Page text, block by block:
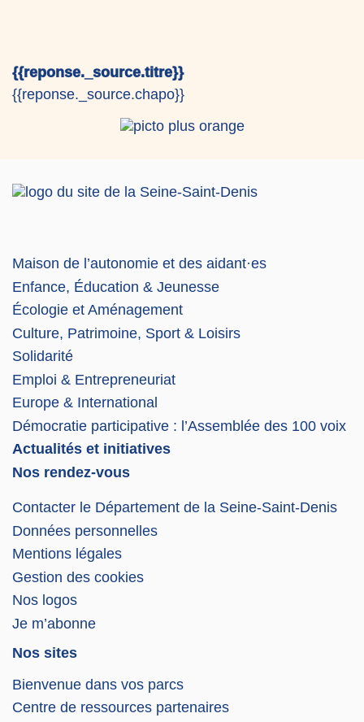
{{reponse._source.titre}}
{{reponse._source.chapo}}
Maison de l’autonomie et des aidant·es
Enfance, Éducation & Jeunesse
Écologie et Aménagement
Culture, Patrimoine, Sport & Loisirs
Solidarité
Emploi & Entrepreneuriat
Europe & International
Démocratie participative : l’Assemblée des 100 voix
Actualités et initiatives
Nos rendez-vous
Contacter le Département de la Seine-Saint-Denis
Données personnelles
Mentions légales
Gestion des cookies
Nos logos
Je m’abonne
Nos sites
Bienvenue dans vos parcs
Centre de ressources partenaires